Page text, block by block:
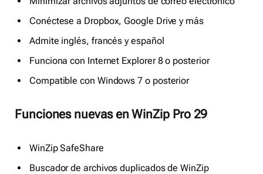
Conéctese a Dropbox, Google Drive y más
Admite inglés, francés y español
Funciona con Internet Explorer 8 o posterior
Compatible con Windows 7 o posterior
Funciones nuevas en WinZip Pro 29
WinZip SafeShare
Buscador de archivos duplicados de WinZip